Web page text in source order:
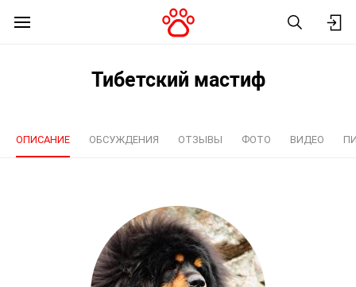
Тибетский мастиф
ОПИСАНИЕ ОБСУЖДЕНИЯ ОТЗЫВЫ ФОТО ВИДЕО